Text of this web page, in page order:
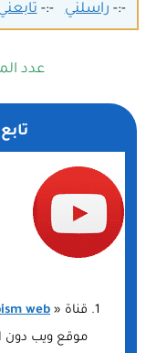
-:- راسلني-:-
عدد
قناة « web
موقع ويب دون